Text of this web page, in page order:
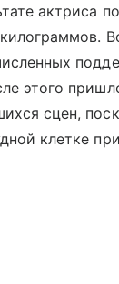
актриса
этого
сцен,
клетке